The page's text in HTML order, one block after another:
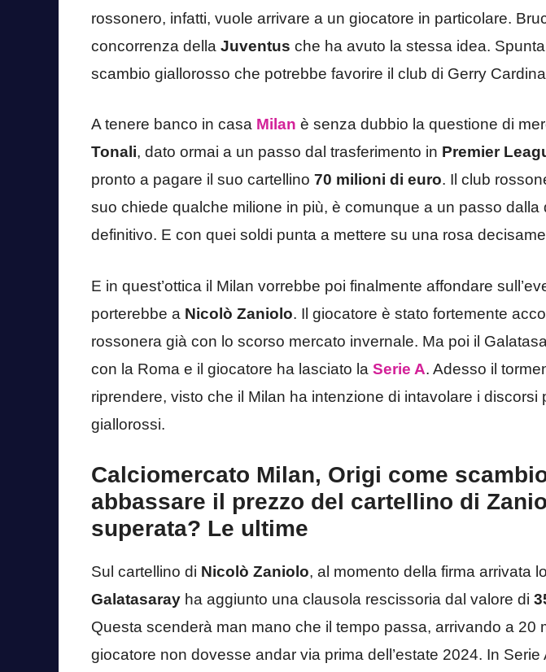
rossonero, infatti, vuole arrivare a un giocatore in particolare.
concorrenza della Juventus che ha avuto la stessa idea.
scambio giallorosso che potrebbe favorire il club di Gerry
A tenere banco in casa Milan è senza dubbio la questione di
Tonali, dato ormai a un passo dal trasferimento in Premier
pronto a pagare il suo cartellino 70 milioni di euro. Il club
suo chiede qualche milione in più, è comunque a un passo dalla
definitivo. E con quei soldi punta a mettere su una rosa
E in quest’ottica il Milan vorrebbe poi finalmente affondare
porterebbe a Nicolò Zaniolo. Il giocatore è stato fortemente
rossonera già con lo scorso mercato invernale. Ma poi il
con la Roma e il giocatore ha lasciato la Serie A. Adesso il
riprendere, visto che il Milan ha intenzione di intavolare i discorsi
giallorossi.
Calciomercato Milan, Origi come
abbassare il prezzo del cartellino di
superata? Le ultime
Sul cartellino di Nicolò Zaniolo, al momento della firma arrivata
Galatasaray ha aggiunto una clausola rescissoria dal valore di
Questa scenderà man mano che il tempo passa, arrivando a 20
giocatore non dovesse andar via prima dell’estate 2024. In Serie